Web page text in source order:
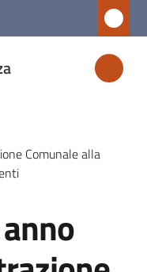
Comunale alla